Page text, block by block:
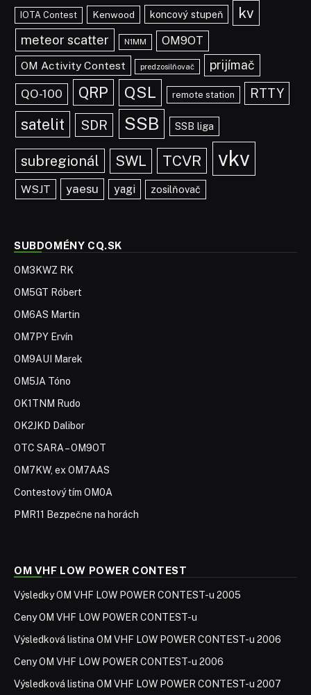
IOTA Contest Kenwood koncový stupeň kv
meteor scatter N1MM
OM9OT
OM Activity Contest
predzosilňovač prijímač
QO-100 QRP QSL remote station RTTY
satelit SDR SSB SSB liga
subregionál SWL TCVR vkv
WSJT yaesu yagi zosilňovač
SUBDOMÉNY CQ.SK
OM3KWZ RK
OM5GT Róbert
OM6AS Martin
OM7PY Ervín
OM9AUI Marek
OM5JA Tóno
OK1TNM Rudo
OK2JKD Dalibor
OTC SARA – OM9OT
OM7KW, ex OM7AAS
Contestový tím OM0A
PMR11 Bezpečne na horách
OM VHF LOW POWER CONTEST
Výsledky OM VHF LOW POWER CONTEST-u 2005
Ceny OM VHF LOW POWER CONTEST-u
Výsledková listina OM VHF LOW POWER CONTEST-u 2006
Ceny OM VHF LOW POWER CONTEST-u 2006
Výsledková listina OM VHF LOW POWER CONTEST-u 2007